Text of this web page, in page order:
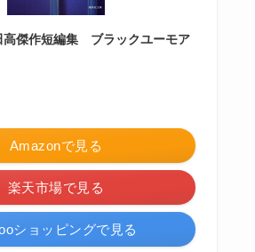
傑作短編集 ブラックユーモア
Amazonで見る
楽天市場で見る
ショッピングで見る